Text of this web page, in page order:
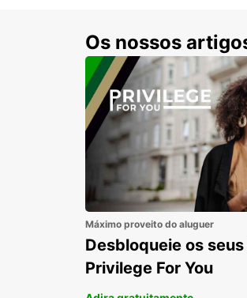
Os nossos
Máximo proveito do aluguer
Desbloqueie os
Privilege For You